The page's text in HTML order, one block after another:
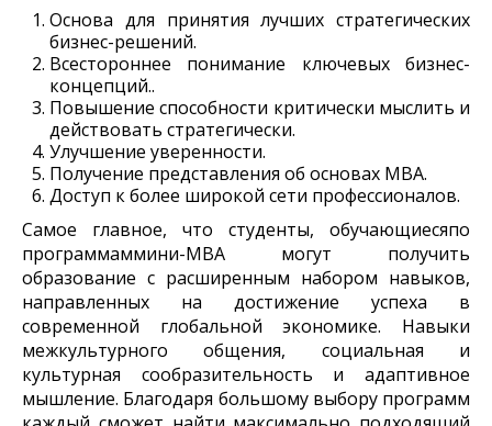
Основа для принятия лучших стратегических
бизнес-решений.
Всестороннее понимание ключевых бизнес-
концепций..
Повышение способности критически мыслить и
действовать стратегически.
Улучшение уверенности.
Получение представления об основах MBA.
Доступ к более широкой сети профессионалов.
Самое главное, что студенты, обучающиесяпо
программаммини-MBA могут получить
образование с расширенным набором навыков,
направленных на достижение успеха в
современной глобальной экономике. Навыки
межкультурного общения, социальная и
культурная сообразительность и адаптивное
мышление. Благодаря большому выбору программ